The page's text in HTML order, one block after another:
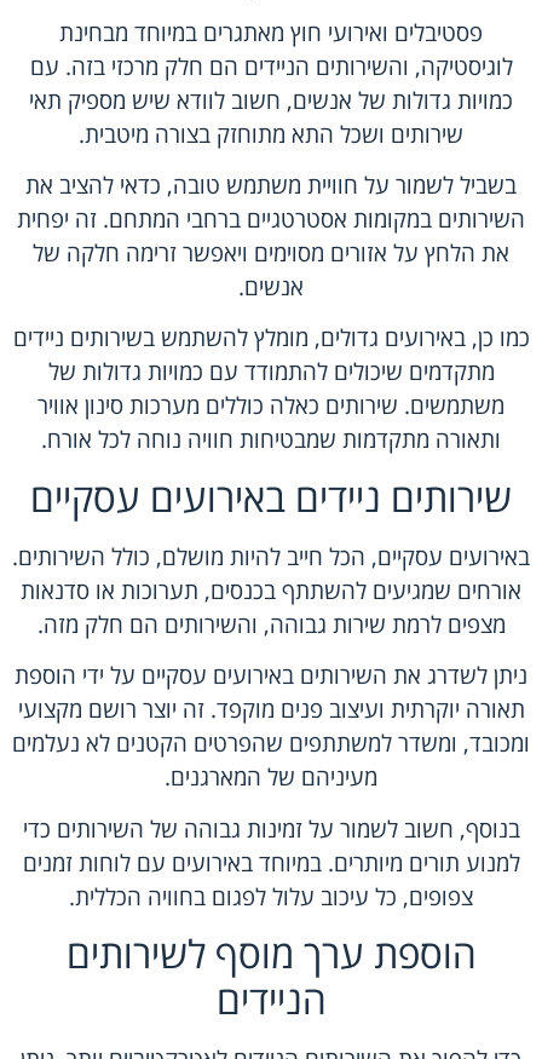
פסטיבלים ואירועי חוץ מאתגרים במיוחד מבחינת
לוגיסטיקה, והשירותים הניידים הם חלק מרכזי בזה. עם
כמויות גדולות של אנשים, חשוב לוודא שיש מספיק תאי
שירותים ושכל התא מתוחזק בצורה מיטבית.
בשביל לשמור על חוויית משתמש טובה, כדאי להציב את
השירותים במקומות אסטרטגיים ברחבי המתחם. זה יפחית
את הלחץ על אזורים מסוימים ויאפשר זרימה חלקה של
אנשים.
כמו כן, באירועים גדולים, מומלץ להשתמש בשירותים ניידים
מתקדמים שיכולים להתמודד עם כמויות גדולות של
משתמשים. שירותים כאלה כוללים מערכות סינון אוויר
ותאורה מתקדמות שמבטיחות חוויה נוחה לכל אורח.
שירותים ניידים באירועים עסקיים
באירועים עסקיים, הכל חייב להיות מושלם, כולל השירותים.
אורחים שמגיעים להשתתף בכנסים, תערוכות או סדנאות
מצפים לרמת שירות גבוהה, והשירותים הם חלק מזה.
ניתן לשדרג את השירותים באירועים עסקיים על ידי הוספת
תאורה יוקרתית ועיצוב פנים מוקפד. זה יוצר רושם מקצועי
ומכובד, ומשדר למשתתפים שהפרטים הקטנים לא נעלמים
מעיניהם של המארגנים.
בנוסף, חשוב לשמור על זמינות גבוהה של השירותים כדי
למנוע תורים מיותרים. במיוחד באירועים עם לוחות זמנים
צפופים, כל עיכוב עלול לפגום בחוויה הכללית.
הוספת ערך מוסף לשירותים
הניידים